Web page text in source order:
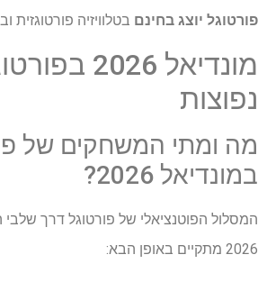
פורטוגל יוצג בחינם בטלוויזיה פורטוגזית
מונדיאל
נפוצות
מה ומתי המשחקים של
במונדיאל 2026?
המסלול הפוטנציאלי של פורטוגל דרך שלבי
2026 מתקיים באופן הבא: